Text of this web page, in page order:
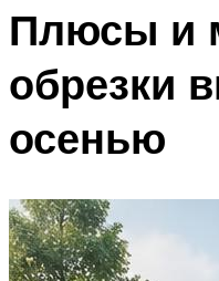
Плюсы и
обрезки
осенью